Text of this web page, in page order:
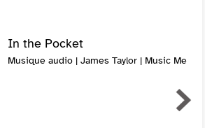
In the Pocket
Musique audio | James Taylor | Music Me